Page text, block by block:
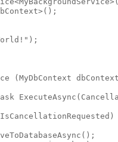
(MyDbContext